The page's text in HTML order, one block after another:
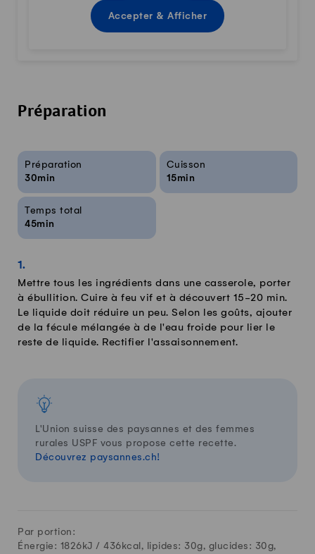
Accepter & Afficher
Préparation
Infos sur la recette
Préparation
30min
Cuisson
15min
Temps total
45min
Mettre tous les ingrédients dans une casserole, porter
à ébullition. Cuire à feu vif et à découvert 15-20 min.
Le liquide doit réduire un peu. Selon les goûts, ajouter
de la fécule mélangée à de l'eau froide pour lier le
reste de liquide. Rectifier l'assaisonnement.
L'Union suisse des paysannes et des femmes
rurales USPF vous propose cette recette.
Découvrez paysannes.ch!
Par portion:
Énergie: 1826kJ / 436 kcal, lipides: 30g, glucides: 30g,